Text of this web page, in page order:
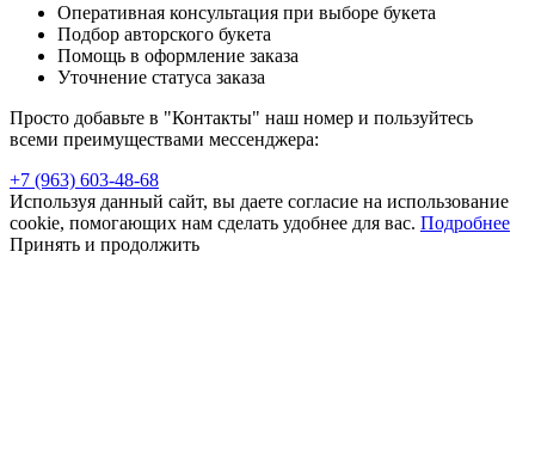
Оперативная консультация при выборе букета
Подбор авторского букета
Помощь в оформление заказа
Уточнение статуса заказа
Просто добавьте в "Контакты" наш номер и пользуйтесь
всеми преимуществами мессенджера:
+7 (963) 603-48-68
Используя данный сайт, вы даете согласие на использование
cookie, помогающих нам сделать удобнее для вас. Подробнее
Принять и продолжить